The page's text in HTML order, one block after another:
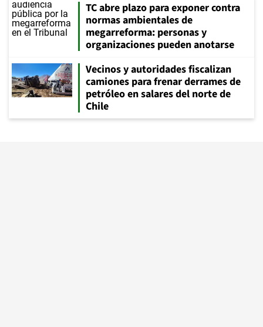
TC abre plazo para exponer contra
normas ambientales de
megarreforma: personas y
organizaciones pueden anotarse
Vecinos y autoridades fiscalizan
camiones para frenar derrames de
petróleo en salares del norte de
Chile